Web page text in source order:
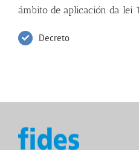
ámbito de aplicación da lei
Decreto